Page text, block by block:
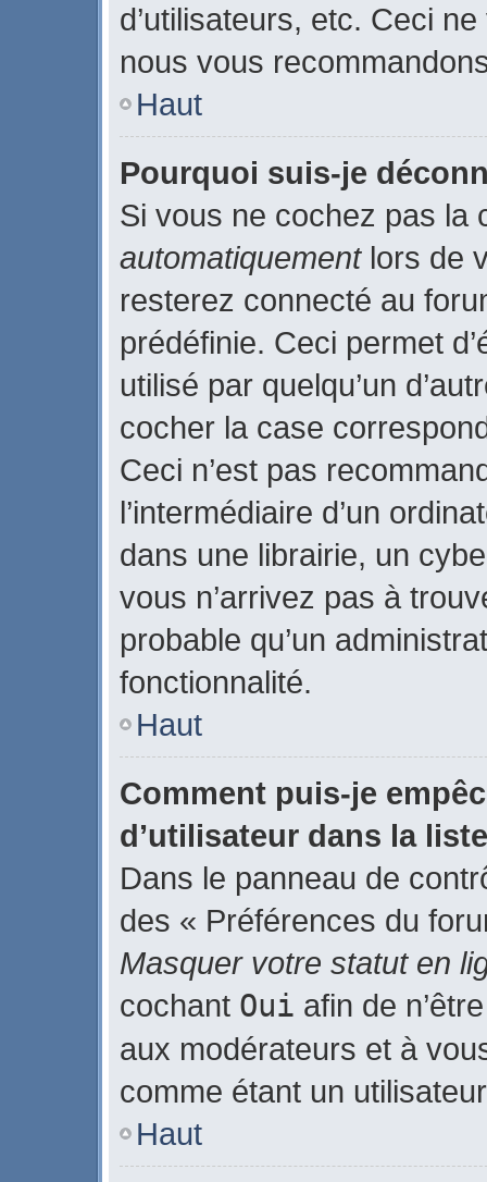
d’utilisateurs, etc. Ceci
nous vous
Haut
Pourquoi suis-je
Si vous ne cochez pas la
automatiquementlors de
resterez connecté au
prédéfinie. Ceci permet
utilisé par quelqu’un
cocher la case
Ceci n’est pas
l’intermédiaire d’un
dans une librairie, un
vous n’arrivez pas à
probable qu’un
fonctionnalité.
Haut
Comment puis-je
d’utilisateur dans la
Dans le panneau de
des « Préférences du
Masquer votre statut en
cochant Oui afin de
aux modérateurs et à
comme étant un
Haut